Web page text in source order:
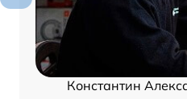
Константин